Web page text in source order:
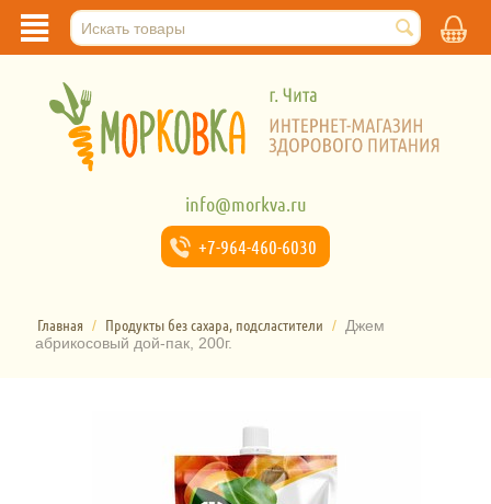
info@morkva.ru
+7-964-460-6030
Главная / Продукты без сахара, подсластители / Джем
абрикосовый дой-пак, 200г.